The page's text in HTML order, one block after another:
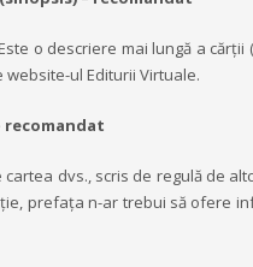
o descriere mai lungă a
ul Editurii Virtuale.
recomandat
dvs., scris de regulă de
prefața n-ar trebui să ofere